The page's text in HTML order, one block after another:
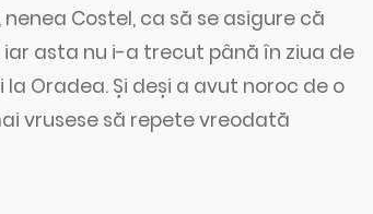
Costel, ca să se asigure că
asta nu i-a trecut până în ziua de
Oradea. Și deși a avut noroc de o
vrusese să repete vreodată